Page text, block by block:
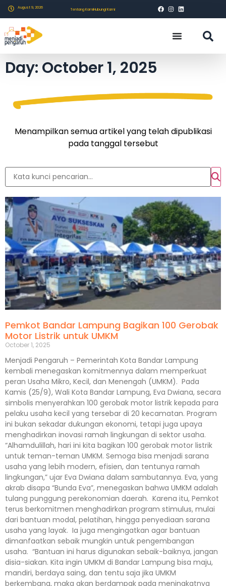
August 9, 2026 Tentang KamiHubungi Kami
Day: October 1, 2025
Menampilkan semua artikel yang telah dipublikasi
pada tanggal tersebut
Pemkot Bandar Lampung Bagikan 100 Gerobak
Motor Listrik untuk UMKM
October 1, 2025
Menjadi Pengaruh – Pemerintah Kota Bandar Lampung
kembali menegaskan komitmennya dalam memperkuat
peran Usaha Mikro, Kecil, dan Menengah (UMKM). Pada
Kamis (25/9), Wali Kota Bandar Lampung, Eva Dwiana, secara
simbolis menyerahkan 100 gerobak motor listrik kepada para
pelaku usaha kecil yang tersebar di 20 kecamatan. Program
ini bukan sekadar dukungan ekonomi, tetapi juga upaya
menghadirkan inovasi ramah lingkungan di sektor usaha.
“Alhamdulillah, hari ini kita bagikan 100 gerobak motor listrik
untuk teman-teman UMKM. Semoga bisa menjadi sarana
usaha yang lebih modern, efisien, dan tentunya ramah
lingkungan,” ujar Eva Dwiana dalam sambutannya. Eva, yang
akrab disapa “Bunda Eva”, menegaskan bahwa UMKM adalah
tulang punggung perekonomian daerah. Karena itu, Pemkot
terus berkomitmen menghadirkan program stimulus, mulai
dari bantuan modal, pelatihan, hingga penyediaan sarana
usaha yang layak. Ia juga mengingatkan agar bantuan
dimanfaatkan sebaik mungkin untuk pengembangan
usaha. “Bantuan ini harus digunakan sebaik-baiknya, jangan
disia-siakan. Kita ingin UMKM di Bandar Lampung bisa maju,
mandiri, berdaya saing, dan tentu saja jika UMKM
berkembang, maka akan berdampak pada meningkatnya